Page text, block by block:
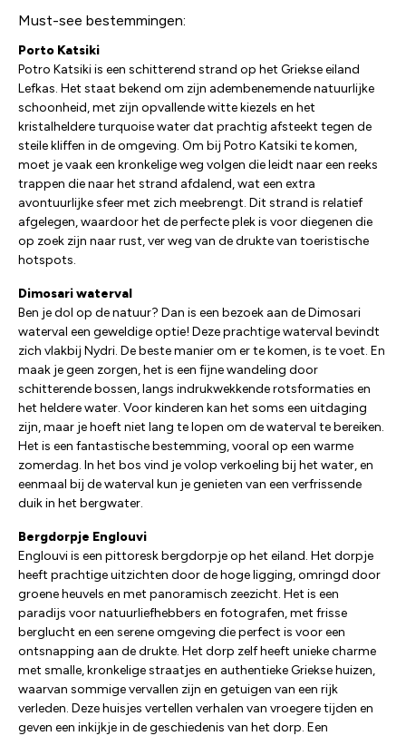
Must-see bestemmingen:
Porto Katsiki
Potro Katsiki is een schitterend strand op het Griekse eiland
Lefkas. Het staat bekend om zijn adembenemende natuurlijke
schoonheid, met zijn opvallende witte kiezels en het
kristalheldere turquoise water dat prachtig afsteekt tegen de
steile kliffen in de omgeving. Om bij Potro Katsiki te komen,
moet je vaak een kronkelige weg volgen die leidt naar een reeks
trappen die naar het strand afdalend, wat een extra
avontuurlijke sfeer met zich meebrengt. Dit strand is relatief
afgelegen, waardoor het de perfecte plek is voor diegenen die
op zoek zijn naar rust, ver weg van de drukte van toeristische
hotspots.
Dimosari waterval
Ben je dol op de natuur? Dan is een bezoek aan de Dimosari
waterval een geweldige optie! Deze prachtige waterval bevindt
zich vlakbij Nydri. De beste manier om er te komen, is te voet. En
maak je geen zorgen, het is een fijne wandeling door
schitterende bossen, langs indrukwekkende rotsformaties en
het heldere water. Voor kinderen kan het soms een uitdaging
zijn, maar je hoeft niet lang te lopen om de waterval te bereiken.
Het is een fantastische bestemming, vooral op een warme
zomerdag. In het bos vind je volop verkoeling bij het water, en
eenmaal bij de waterval kun je genieten van een verfrissende
duik in het bergwater.
Bergdorpje Englouvi
Englouvi is een pittoresk bergdorpje op het eiland. Het dorpje
heeft prachtige uitzichten door de hoge ligging, omringd door
groene heuvels en met panoramisch zeezicht. Het is een
paradijs voor natuurliefhebbers en fotografen, met frisse
berglucht en een serene omgeving die perfect is voor een
ontsnapping aan de drukte. Het dorp zelf heeft unieke charme
met smalle, kronkelige straatjes en authentieke Griekse huizen,
waarvan sommige vervallen zijn en getuigen van een rijk
verleden. Deze huisjes vertellen verhalen van vroegere tijden en
geven een inkijkje in de geschiedenis van het dorp. Een